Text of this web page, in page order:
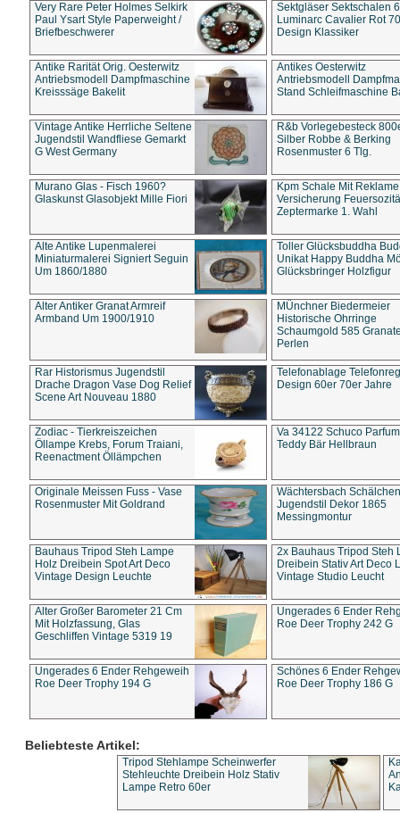
Very Rare Peter Holmes Selkirk
Paul Ysart Style Paperweight /
Briefbeschwerer
Sektgläser Sektschalen
Luminarc Cavalier Rot
Design Klassiker
Antike Rarität Orig. Oesterwitz
Antriebsmodell Dampfmaschine
Kreisssäge Bakelit
Antikes Oesterwitz
Antriebsmodell
Stand Schleifmaschine
Vintage Antike Herrliche Seltene
Jugendstil Wandfliese Gemarkt
G West Germany
R&b Vorlegebesteck
Silber Robbe & Berking
Rosenmuster 6 Tlg.
Murano Glas - Fisch 1960?
Glaskunst Glasobjekt Mille Fiori
Kpm Schale Mit Reklame
Versicherung
Zeptermarke 1. Wahl
Alte Antike Lupenmalerei
Miniaturmalerei Signiert Seguin
Um 1860/1880
Toller Glücksbuddha
Unikat Happy Buddha
Glücksbringer Holzfigur
Alter Antiker Granat Armreif
Armband Um 1900/1910
MÜnchner Biedermeier
Historische Ohrringe
Schaumgold 585
Perlen
Rar Historismus Jugendstil
Drache Dragon Vase Dog Relief
Scene Art Nouveau 1880
Telefonablage
Design 60er 70er Jahre
Zodiac - Tierkreiszeichen
Öllampe Krebs, Forum Traiani,
Reenactment Öllämpchen
Va 34122 Schuco
Teddy Bär Hellbraun
Originale Meissen Fuss - Vase
Rosenmuster Mit Goldrand
Wächtersbach Schälchen
Jugendstil Dekor 1865
Messingmontur
Bauhaus Tripod Steh Lampe
Holz Dreibein Spot Art Deco
Vintage Design Leuchte
2x Bauhaus Tripod Steh
Dreibein Stativ Art Deco
Vintage Studio Leucht
Alter Großer Barometer 21 Cm
Mit Holzfassung, Glas
Geschliffen Vintage 5319 19
Ungerades 6 Ender
Roe Deer Trophy 242 G
Ungerades 6 Ender Rehgeweih
Roe Deer Trophy 194 G
Schönes 6 Ender
Roe Deer Trophy 186 G
Beliebteste Artikel:
Tripod Stehlampe Scheinwerfer
Stehleuchte Dreibein Holz Stativ
Lampe Retro 60er